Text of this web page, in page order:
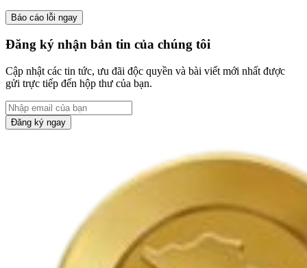
Báo cáo lỗi ngay
Đăng ký nhận bản tin của chúng tôi
Cập nhật các tin tức, ưu đãi độc quyền và bài viết mới nhất được
gửi trực tiếp đến hộp thư của bạn.
Đăng ký ngay